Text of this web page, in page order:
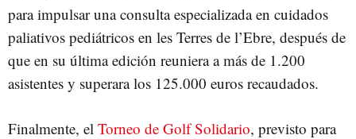
para impulsar una consulta especializada en cuidados
paliativos pediátricos en les Terres de l’Ebre, después de
que en su última edición reuniera a más de 1.200
asistentes y superara los 125.000 euros recaudados.
Finalmente, el Torneo de Golf Solidario, previsto para